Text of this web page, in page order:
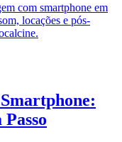
com smartphone em
locações e pós-